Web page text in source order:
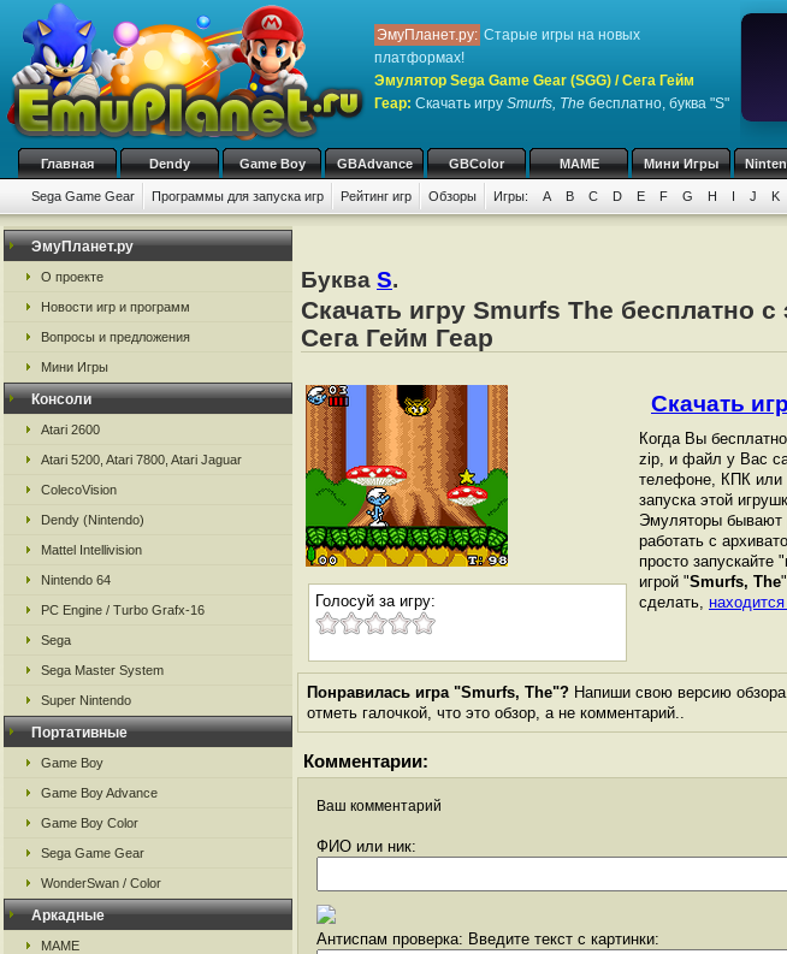
ЭмуПланет.ру: Старые игры на новых
платформах!
Эмулятор Sega Game Gear (SGG) / Сега Гейм
Геар: Скачать игру Smurfs, The бесплатно, буква "S"
Главная Dendy Game Boy GBAdvance GBColor MAME Мини Игры
Sega Game Gear Программы для запуска игр Рейтинг игр Обзоры Игры: A B C D E F G H I J K
ЭмуПланет.ру
О проекте
Новости игр и программ
Вопросы и предложения
Мини Игры
Консоли
Atari 2600
Atari 5200, Atari 7800, Atari Jaguar
ColecoVision
Dendy (Nintendo)
Mattel Intellivision
Nintendo 64
PC Engine / Turbo Grafx-16
Sega
Sega Master System
Super Nintendo
Портативные
Game Boy
Game Boy Advance
Game Boy Color
Sega Game Gear
WonderSwan / Color
Аркадные
MAME
Буква S.
Скачать игру Smurfs The бесплатно
Сега Гейм Геар
Голосуй за игру:
Скачать
Когда Вы
zip, и файл у Вас
телефоне, КПК или
запуска этой
Эмуляторы бывают
работать с
просто
игрой "Smurfs, The
сделать, находится
Понравилась игра "Smurfs, The"? Напиши свою версию
отметь галочкой, что это обзор, а не комментарий..
Комментарии:
Ваш комментарий
ФИО или ник:
Антиспам проверка: Введите текст с картинки: